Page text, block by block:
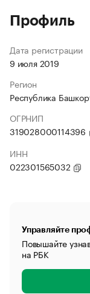
Профиль
Дата регистрации
9 июля 2019
Регион
Республика
ОГРНИП
319028000114396
ИНН
022301565032
Управляйте
Повышайте
на РБК